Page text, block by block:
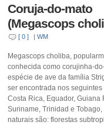
Coruja-do-mato
(Megascops
[ 0 ] |WM
Megascops choliba,
conhecida como corujinha-
espécie de ave da família
ser encontrada nos
Costa Rica, Equador, Guiana
Suriname, Trinidad e
naturais são: florestas